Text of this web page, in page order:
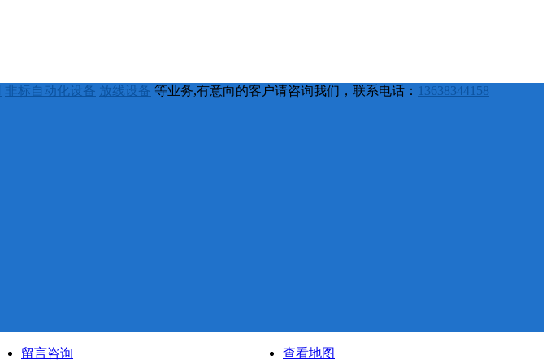
非标自动化设备 放线设备 等业务,有意向的客户请咨询我们，联系电话： 13638344158
留言咨询 查看地图